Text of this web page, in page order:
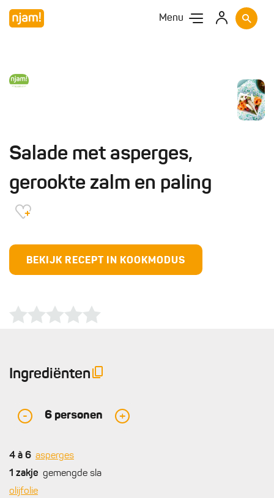
Menu
Salade met asperges,
gerookte zalm en paling
BEKIJK RECEPT IN KOOKMODUS
Ingrediënten
- 6 personen +
4 à 6 asperges
1 zakje gemengde sla
olijfolie